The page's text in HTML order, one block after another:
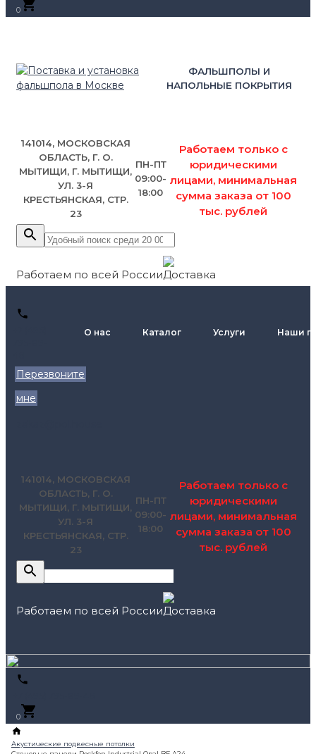
0
ФАЛЬШПОЛЫ И
НАПОЛЬНЫЕ ПОКРЫТИЯ
141014, МОСКОВСКАЯ
ОБЛАСТЬ, Г. О.
МЫТИЩИ, Г. МЫТИЩИ,
УЛ. 3-Я
КРЕСТЬЯНСКАЯ, СТР.
23
ПН-ПТ
09:00-
18:00
Работаем только с
юридическими
лицами, минимальная
сумма заказа от 100
тыс. рублей
Работаем по всей России
Перезвоните
мне
О нас Каталог Услуги Наши
141014, МОСКОВСКАЯ
ОБЛАСТЬ, Г. О.
МЫТИЩИ, Г. МЫТИЩИ,
УЛ. 3-Я
КРЕСТЬЯНСКАЯ, СТР.
23
ПН-ПТ
09:00-
18:00
Работаем только с
юридическими
лицами, минимальная
сумма заказа от 100
тыс. рублей
Работаем по всей России
0